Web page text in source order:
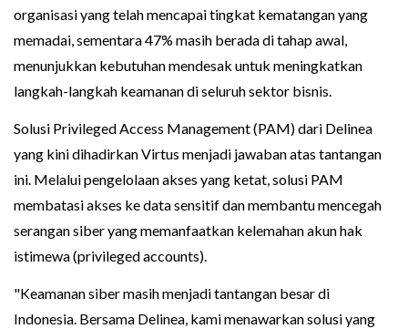
organisasi yang telah mencapai tingkat kematangan yang
memadai, sementara 47% masih berada di tahap awal,
menunjukkan kebutuhan mendesak untuk meningkatkan
langkah-langkah keamanan di seluruh sektor bisnis.
Solusi Privileged Access Management (PAM) dari Delinea
yang kini dihadirkan Virtus menjadi jawaban atas tantangan
ini. Melalui pengelolaan akses yang ketat, solusi PAM
membatasi akses ke data sensitif dan membantu mencegah
serangan siber yang memanfaatkan kelemahan akun hak
istimewa (privileged accounts).
"Keamanan siber masih menjadi tantangan besar di
Indonesia. Bersama Delinea, kami menawarkan solusi yang